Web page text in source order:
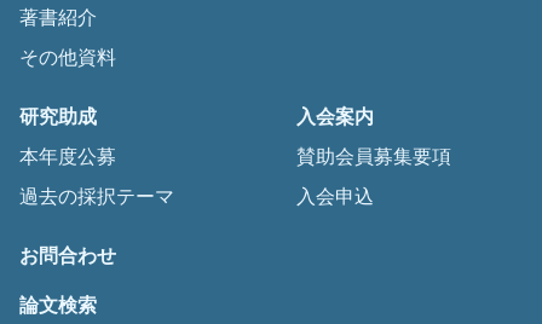
著書紹介
その他資料
研究助成
本年度公募
過去の採択テーマ
入会案内
賛助会員募集要項
入会申込
お問合わせ
論文検索